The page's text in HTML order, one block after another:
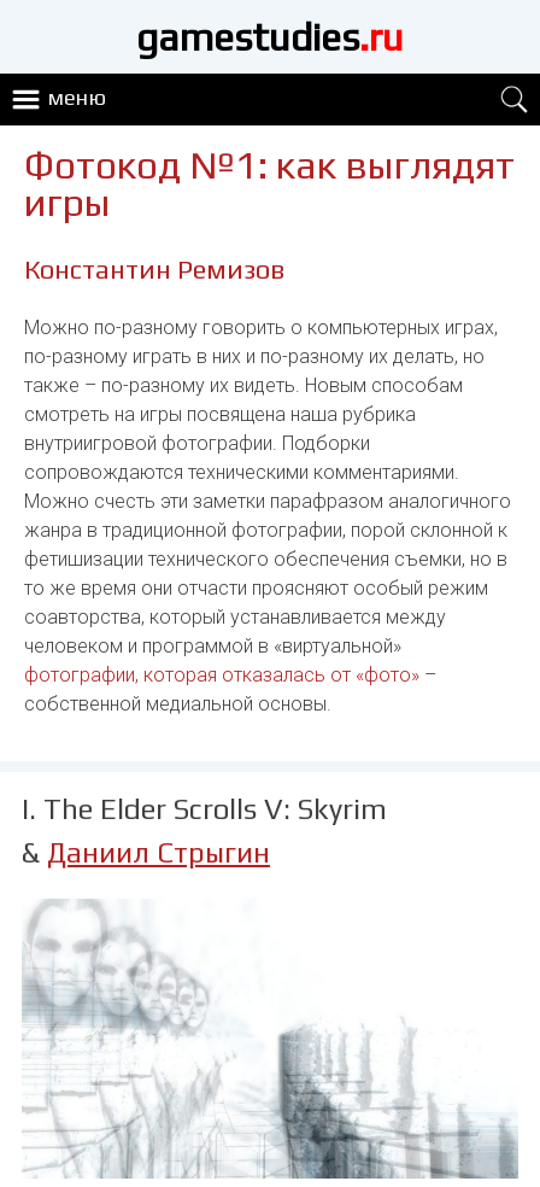
gamestudies.ru
меню
Фотокод №1: как выглядят
игры
Константин Ремизов
Можно по-разному говорить о компьютерных играх,
по-разному играть в них и по-разному их делать, но
также – по-разному их видеть. Новым способам
смотреть на игры посвящена наша рубрика
внутриигровой фотографии. Подборки
сопровождаются техническими комментариями.
Можно счесть эти заметки парафразом аналогичного
жанра в традиционной фотографии, порой склонной к
фетишизации технического обеспечения съемки, но в
то же время они отчасти проясняют особый режим
соавторства, который устанавливается между
человеком и программой в «виртуальной»
фотографии, которая отказалась от «фото» –
собственной медиальной основы.
I. The Elder Scrolls V: Skyrim
& Даниил Стрыгин